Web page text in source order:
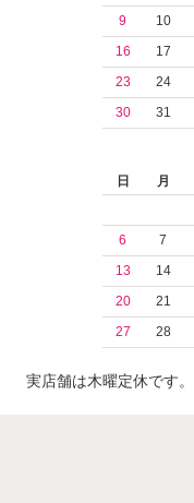
9
10
16
17
23
24
30
31
日
月
6
7
13
14
20
21
27
28
実店舗は木曜定休です